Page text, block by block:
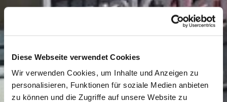
Diese Webseite verwendet Cookies
Wir verwenden Cookies, um Inhalte und Anzeigen zu
personalisieren, Funktionen für soziale Medien anbieten
zu können und die Zugriffe auf unsere Website zu